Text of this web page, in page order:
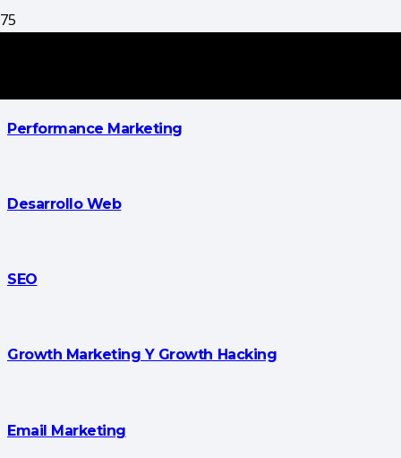
Performance Marketing
Desarrollo Web
SEO
Growth Marketing Y Growth Hacking
Email Marketing